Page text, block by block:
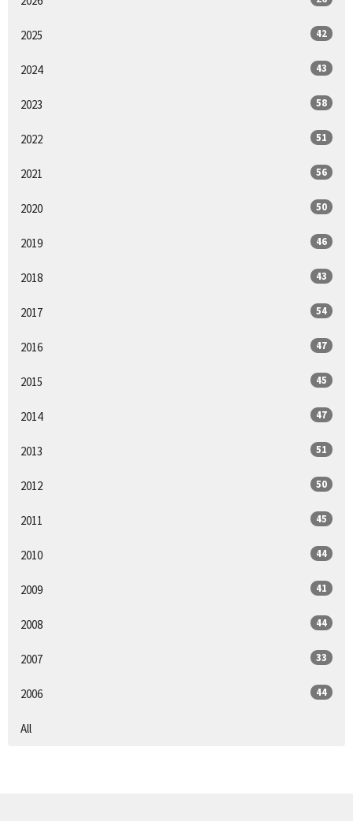
2025 42
2024 43
2023 58
2022 51
2021 56
2020 50
2019 46
2018 43
2017 54
2016 47
2015 45
2014 47
2013 51
2012 50
2011 45
2010 44
2009 41
2008 44
2007 33
2006 44
All